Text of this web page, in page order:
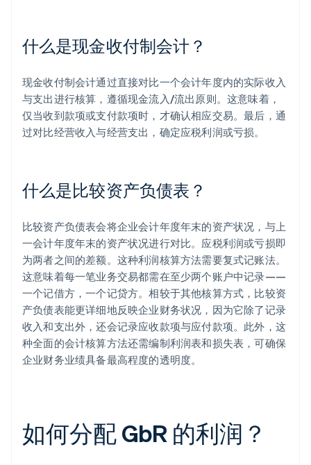
什么是现金收付制会计？
现金收付制会计通过直接对比一个会计年度内的实际收入
与支出进行核算，遵循现金流入/流出原则。这意味着，
仅当收到款项或支付款项时，才确认相应交易。最后，通
过对比经营收入与经营支出，确定应税利润或亏损。
什么是比较资产负债表？
比较资产负债表会将企业会计年度年末的资产状况，与上
一会计年度年末的资产状况进行对比。应税利润或亏损即
为两者之间的差额。这种利润核算方法需要复式记账法。
这意味着每一笔业务交易都需在至少两个账户中记录——
一个记借方，一个记贷方。相较于其他核算方式，比较资
产负债表能更详细地反映企业财务状况，因为它除了记录
收入和支出外，还会记录应收款项与应付款项。此外，这
种全面的会计核算方法还需编制利润表和损失表，可确保
企业财务业绩具备最高程度的透明度。
如何分配 GbR 的利润？